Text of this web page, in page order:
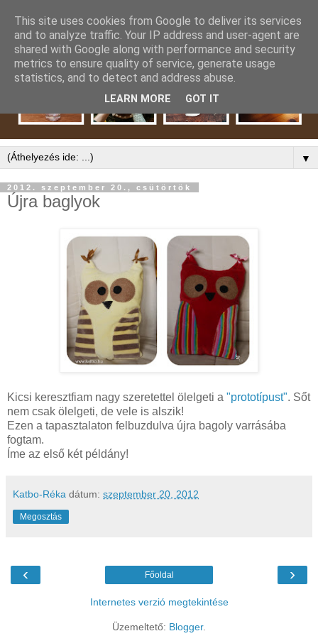
▼
2012. szeptember 20., csütörtök
Újra baglyok
Kicsi keresztfiam nagy szeretettel ölelgeti a "prototípust". Sőt
nem csak ölelgeti, de vele is alszik!
Ezen a tapasztalaton felbuzdulva újra bagoly varrásába
fogtam.
Íme az első két példány!
Katbo-Réka dátum: szeptember 20, 2012
Megosztás
‹ ›
Főoldal
Internetes verzió megtekintése
Üzemeltető: Blogger.
This site uses cookies from Google to deliver its services
and to analyze traffic. Your IP address and user-agent are
shared with Google along with performance and security
metrics to ensure quality of service, generate usage
statistics, and to detect and address abuse.
LEARN MORE GOT IT